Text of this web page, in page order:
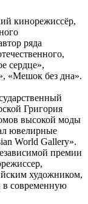
кинорежиссёр,
ряда
сердце»,
«Мешок без дна».
Григория
высокой моды
ювелирные
World Gallery».
премии
художником,
в современную